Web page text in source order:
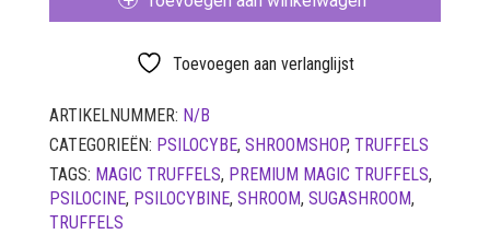
Toevoegen aan verlanglijst
ARTIKELNUMMER: N/B
CATEGORIEËN: PSILOCYBE, SHROOMSHOP, TRUFFELS
TAGS: MAGIC TRUFFELS, PREMIUM MAGIC TRUFFELS,
PSILOCINE, PSILOCYBINE, SHROOM, SUGASHROOM,
TRUFFELS